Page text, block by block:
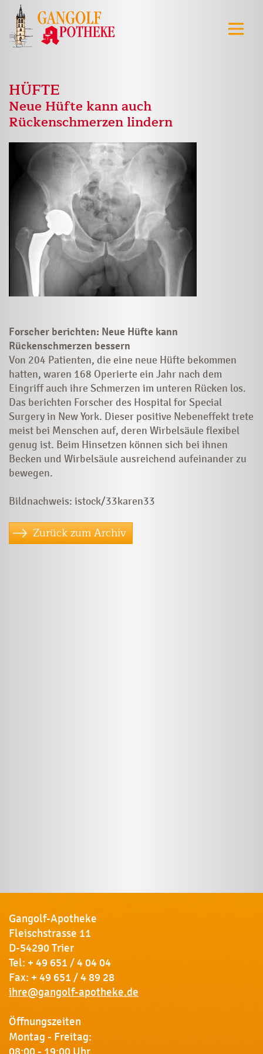
HÜFTE
Neue Hüfte kann auch
Rückenschmerzen lindern
Forscher berichten: Neue Hüfte kann
Rückenschmerzen bessern
Von 204 Patienten, die eine neue Hüfte bekommen
hatten, waren 168 Operierte ein Jahr nach dem
Eingriff auch ihre Schmerzen im unteren Rücken los.
Das berichten Forscher des Hospital for Special
Surgery in New York. Dieser positive Nebeneffekt trete
meist bei Menschen auf, deren Wirbelsäule flexibel
genug ist. Beim Hinsetzen können sich bei ihnen
Becken und Wirbelsäule ausreichend aufeinander zu
bewegen.
Bildnachweis: istock/33karen33
Zurück zum Archiv
Gangolf-Apotheke
Fleischstrasse 11
D-54290 Trier
Tel: + 49 651 / 4 04 04
Fax: + 49 651 / 4 89 28
ihre@gangolf-apotheke.de
Öffnungszeiten
Montag - Freitag:
08:00 - 19:00 Uhr